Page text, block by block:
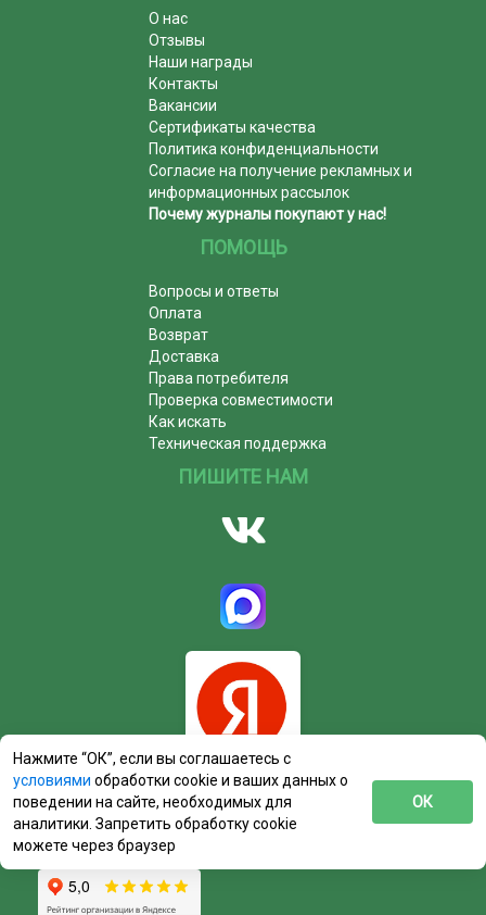
О нас
Отзывы
Наши награды
Контакты
Вакансии
Сертификаты качества
Политика конфиденциальности
Согласие на получение рекламных и
информационных рассылок
Почему журналы покупают у нас!
ПОМОЩЬ
Вопросы и ответы
Оплата
Возврат
Доставка
Права потребителя
Проверка совместимости
Как искать
Техническая поддержка
ПИШИТЕ НАМ
Нажмите “ОК”, если вы соглашаетесь с
условиями обработки cookie и ваших данных о
поведении на сайте, необходимых для
аналитики. Запретить обработку cookie
можете через браузер
ОК